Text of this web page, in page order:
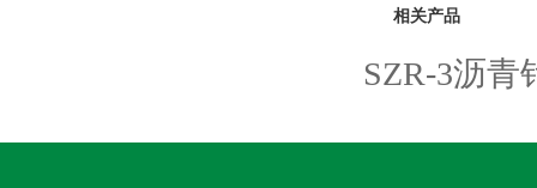
相关产品
SZR-3沥青